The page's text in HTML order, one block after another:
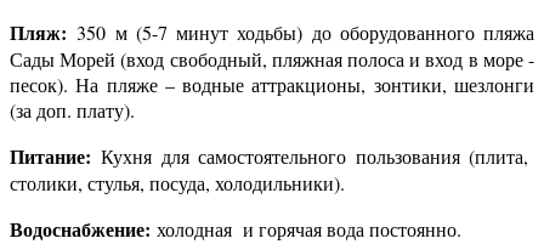
Пляж:350 м (5-7 минут ходьбы) до оборудованного пляжа
Сады Морей (вход свободный, пляжная полоса и вход в море -
песок). На пляже – водные аттракционы, зонтики, шезлонги
(за доп. плату).
Питание:Кухня для самостоятельного пользования (плита,
столики, стулья, посуда, холодильники).
Водоснабжение: холодная и горячая вода постоянно.